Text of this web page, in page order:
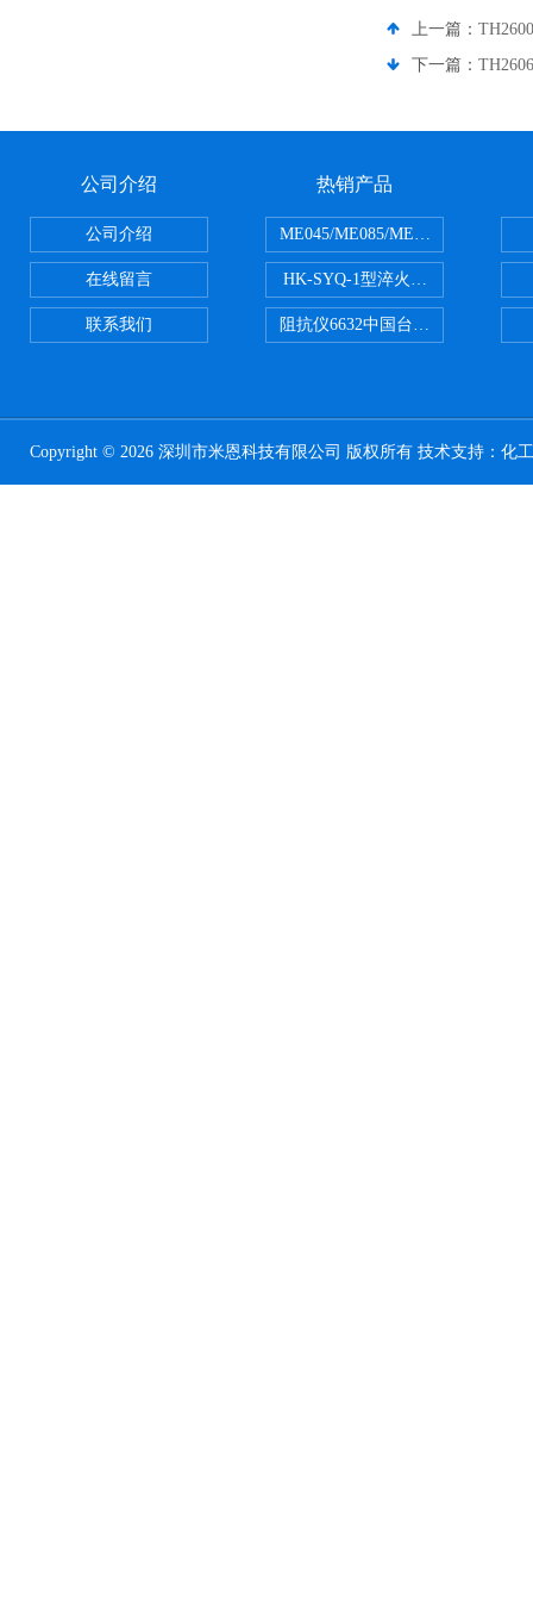
上一篇：
下一篇：
公司介绍
公司介绍
在线留言
联系我们
热销产品
ME045/ME085/ME150ME系列
HK-SYQ-1型淬火介质冷却性能测
阻抗仪6632中国台湾益和
Copyright © 2026 深圳市米恩科技有限公司 版权所有 技术支持： 化